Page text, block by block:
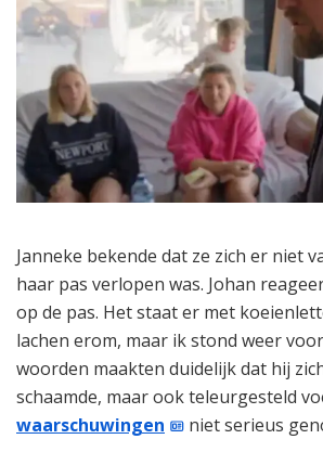
Janneke bekende dat ze zich er niet
haar pas verlopen was. Johan
op de pas. Het staat er met
lachen erom, maar ik stond weer
woorden maakten duidelijk dat hij
schaamde, maar ook teleurgesteld
waarschuwingen
niet serieus